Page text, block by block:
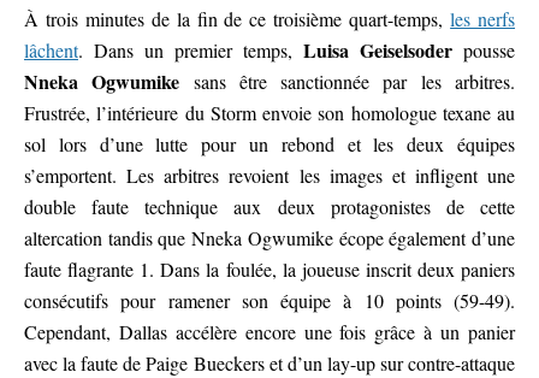
À trois minutes de la fin de ce troisième quart-temps,les nerfs
lâchent. Dans un premier temps, Luisa Geiselsoder pousse
Nneka Ogwumike sans être sanctionnée par les arbitres.
Frustrée, l’intérieure du Storm envoie son homologue texane au
sol lors d’une lutte pour un rebond et les deux équipes
s’emportent. Les arbitres revoient les images et infligent une
double faute technique aux deux protagonistes de cette
altercation tandis que Nneka Ogwumike écope également d’une
faute flagrante 1. Dans la foulée, la joueuse inscrit deux paniers
consécutifs pour ramener son équipe à 10 points (59-49).
Cependant, Dallas accélère encore une fois grâce à un panier
avec la faute de Paige Bueckers et d’un lay-up sur contre-attaque